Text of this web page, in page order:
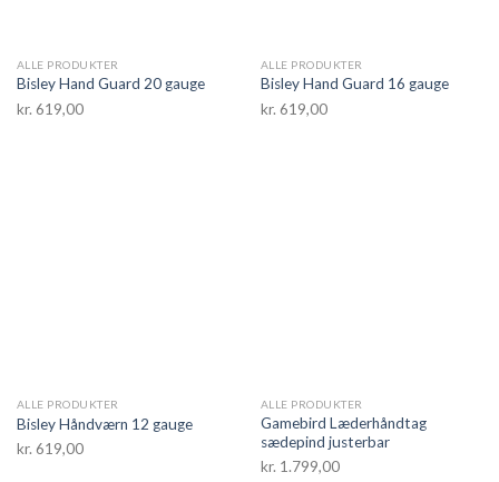
ALLE PRODUKTER
Bisley Hand Guard 20 gauge
kr. 619,00
ALLE PRODUKTER
Bisley Hand Guard 16 gauge
kr. 619,00
ALLE PRODUKTER
Bisley Håndværn 12 gauge
kr. 619,00
ALLE PRODUKTER
Gamebird Læderhåndtag
sædepind justerbar
kr. 1.799,00